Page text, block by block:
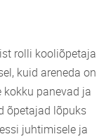
rolli kooliõpetaja
kuid areneda on
panevad ja
õpetajad lõpuks
juhtimisele ja